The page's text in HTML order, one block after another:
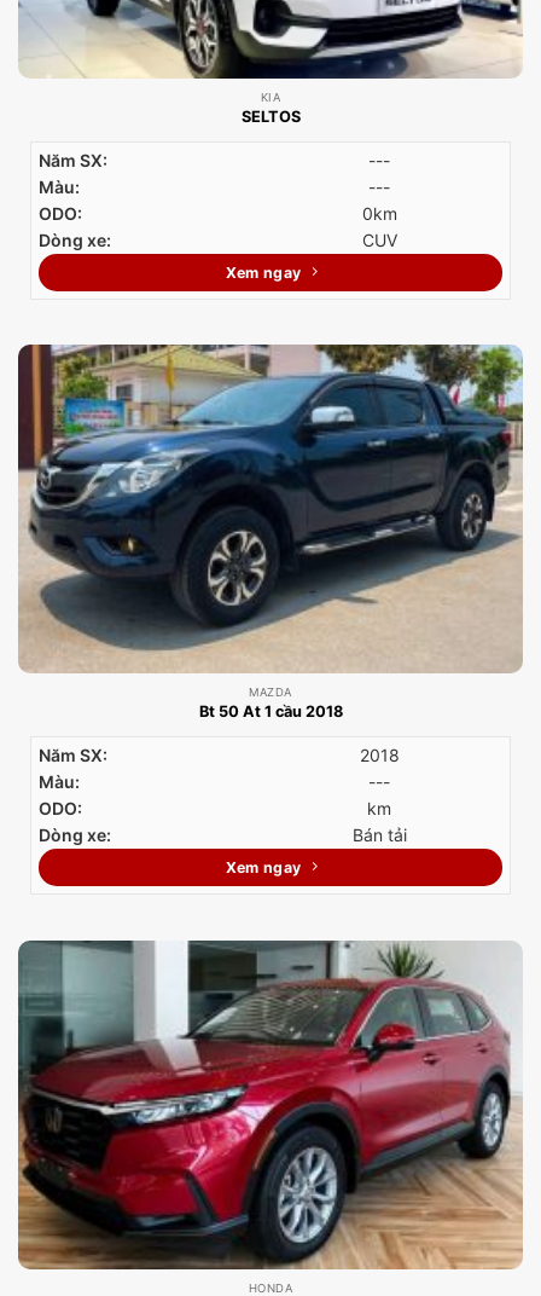
KIA
SELTOS
Năm SX:
---
Màu:
---
ODO:
0km
Dòng xe:
CUV
Xem ngay
MAZDA
Bt 50 At 1 cầu 2018
Năm SX:
2018
Màu:
---
ODO:
km
Dòng xe:
Bán tải
Xem ngay
HONDA